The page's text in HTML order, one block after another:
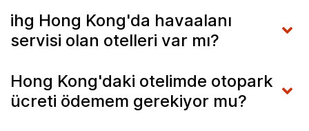
ihg Hong Kong'da havaalanı
servisi olan otelleri var mı?
Hong Kong'daki otelimde otopark
ücreti ödemem gerekiyor mu?